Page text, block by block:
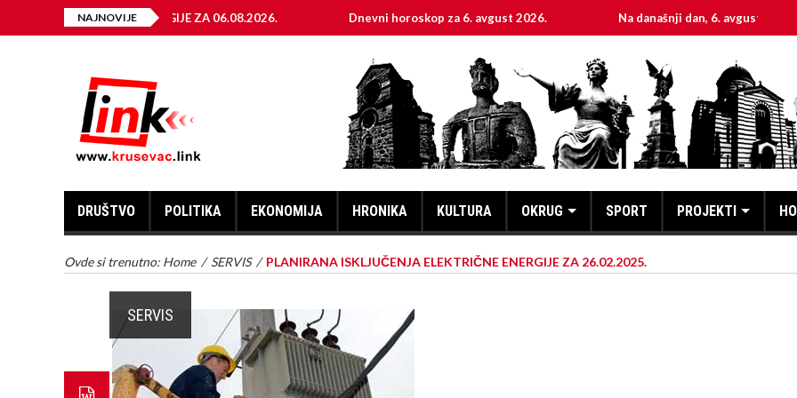
NAJNOVIJE
ELEKTRIČNE ENERGIJE ZA 06.08.2026. Dnevni horoskop za 6. avgust 2026. Na današnji dan, 6. avgust
DRUŠTVO POLITIKA EKONOMIJA HRONIKA KULTURA OKRUG SPORT PROJEKTI
Ovde si trenutno: Home / SERVIS / PLANIRANA ISKLJUČENJA ELEKTRIČNE ENERGIJE ZA 26.02.2025.
SERVIS